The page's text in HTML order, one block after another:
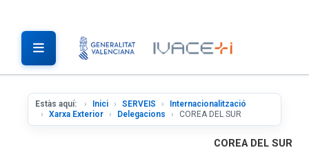
Estàs aquí: Inici SERVEIS
Internacionalització
Xarxa Exterior
Delegacions COREA DEL SUR
COREA DEL SUR